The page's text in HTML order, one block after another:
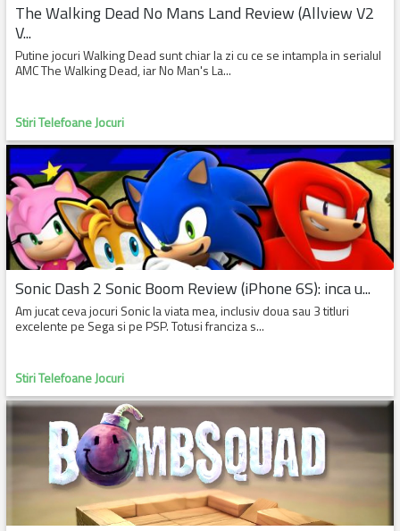
The Walking Dead No Mans Land Review (Allview V2
V...
Putine jocuri Walking Dead sunt chiar la zi cu ce se intampla in serialul
AMC The Walking Dead, iar No Man's La...
Stiri Telefoane Jocuri
Sonic Dash 2 Sonic Boom Review (iPhone 6S): inca u...
Am jucat ceva jocuri Sonic la viata mea, inclusiv doua sau 3 titluri
excelente pe Sega si pe PSP. Totusi franciza s...
Stiri Telefoane Jocuri